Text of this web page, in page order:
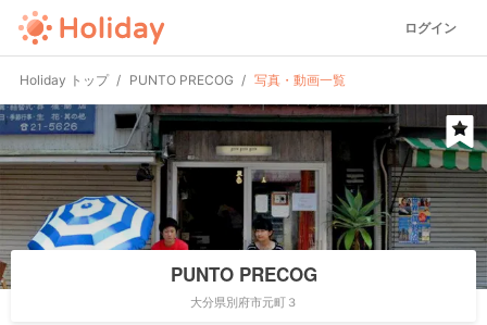
ログイン
Holiday トップ PUNTO PRECOG 写真・動画一覧
PUNTO PRECOG
大分県別府市元町３